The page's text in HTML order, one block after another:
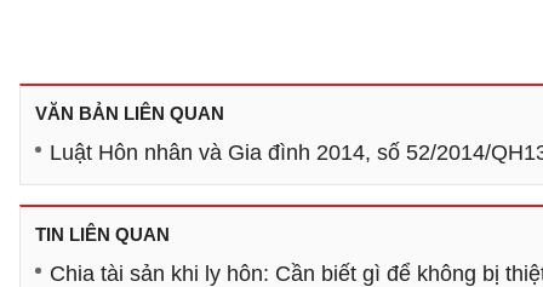
VĂN BẢN LIÊN QUAN
Luật Hôn nhân và Gia đình 2014, số 52/2014/
TIN LIÊN QUAN
Chia tài sản khi ly hôn: Cần biết gì để không bị